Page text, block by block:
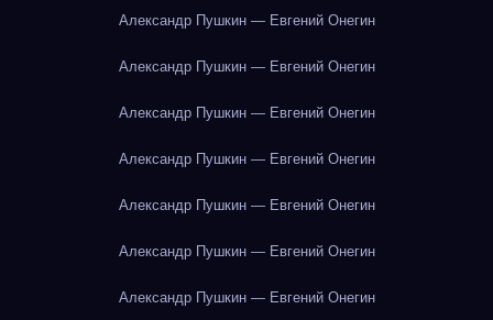
Александр Пушкин — Евгений Онегин
Александр Пушкин — Евгений Онегин
Александр Пушкин — Евгений Онегин
Александр Пушкин — Евгений Онегин
Александр Пушкин — Евгений Онегин
Александр Пушкин — Евгений Онегин
Александр Пушкин — Евгений Онегин